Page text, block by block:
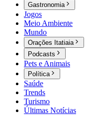
Gastronomia
Jogos
Meio Ambiente
Mundo
Orações Itatiaia
Podcasts
Pets e Animais
Política
Saúde
Trends
Turismo
Últimas Notícias